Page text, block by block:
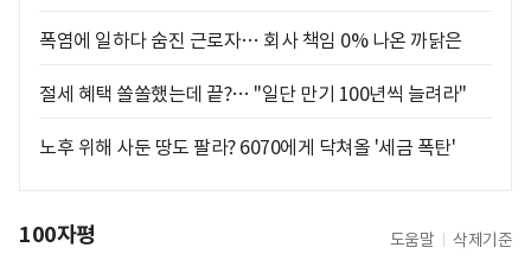
폭염에 일하다 숨진 근로자… 회사 책임 0% 나온 까닭은
절세 혜택 쏠쏠했는데 끝?… "일단 만기 100년씩 늘려라"
노후 위해 사둔 땅도 팔라? 6070에게 닥쳐올 '세금 폭탄'
100자평 도움말 삭제기준